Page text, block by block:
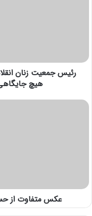
رئیس جمعیت زنان
هیچ
عکس متفاوت از